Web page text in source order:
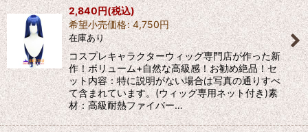
2,840円(税込)
希望小売価格: 4,750円
在庫あり
コスプレキャラクターウィッグ専門店が作った新
作！ボリューム+自然な高級感！お勧め絶品！セ
ット内容：特に説明がない場合は写真の通りすべ
て含まれています。(ウィッグ専用ネット付き)素
材：高級耐熱ファイバー…